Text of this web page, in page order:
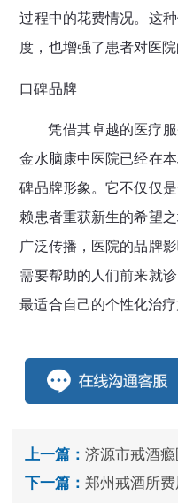
过程中的花费情况。这
度，也增强了患者对医院
口碑品牌
凭借其卓越的医疗
金水脑康中医院已经在
碑品牌形象。它不仅仅
赖患者重获新生的希望
广泛传播，医院的品牌
需要帮助的人们前来就
最适合自己的个性化治
上一篇： 济源市戒酒
下一篇： 郑州戒酒所费